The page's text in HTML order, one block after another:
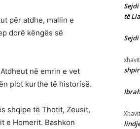
për atdhe, mallin e
dorë këngës së
në emrin e vet
plot kurthe të historisë.
shqipe të Thotit, Zeusit,
e Homerit. Bashkon
Sejdi
të
Sejdi